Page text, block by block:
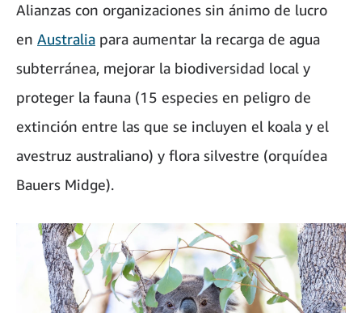
Alianzas con organizaciones sin ánimo de lucro
en Australia para aumentar la recarga de agua
subterránea, mejorar la biodiversidad local y
proteger la fauna (15 especies en peligro de
extinción entre las que se incluyen el koala y el
avestruz australiano) y flora silvestre (orquídea
Bauers Midge).